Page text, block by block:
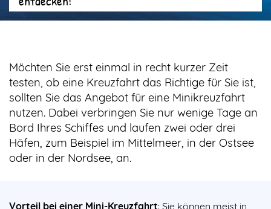
Reisesuche
Angebote
Aktuell auf seetours
Möchten Sie erst einmal in recht kurzer Zeit
testen, ob eine Kreuzfahrt das Richtige für Sie ist,
sollten Sie das Angebot für eine Minikreuzfahrt
nutzen. Dabei verbringen Sie nur wenige Tage an
Bord Ihres Schiffes und laufen zwei oder drei
Häfen, zum Beispiel im Mittelmeer, in der Ostsee
oder in der Nordsee, an.
Vorteil bei einer Mini-Kreuzfahrt: Sie können meist in